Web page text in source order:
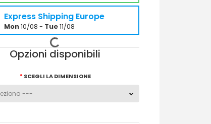
Express Shipping Europe
Mon10/08 - Tue11/08
Opzioni disponibili
SCEGLI LA DIMENSIONE